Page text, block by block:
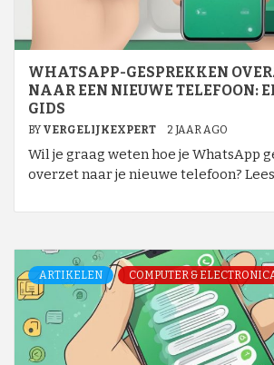
WHATSAPP-GESPREKKEN
NAAR EEN NIEUWE TELEFOON:
GIDS
BY VERGELIJKEXPERT 2 JAAR AGO
Wil je graag weten hoe je WhatsApp
overzet naar je nieuwe telefoon?
ARTIKELEN COMPUTER &